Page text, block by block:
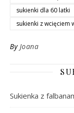
sukienki dla 60 latki
sukienki z wcięciem
By Joana
Sukienka z